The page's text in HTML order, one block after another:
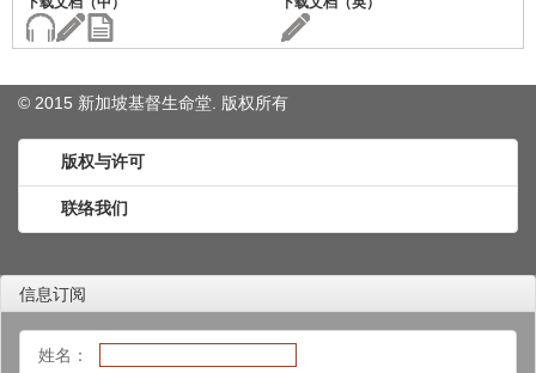
© 2015 新加坡基督生命堂. 版权所有
版权与许可
联络我们
信息订阅
姓名：